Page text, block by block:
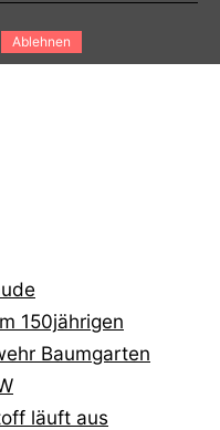
150jährigen
Baumgarten
läuft aus
Ablehnen